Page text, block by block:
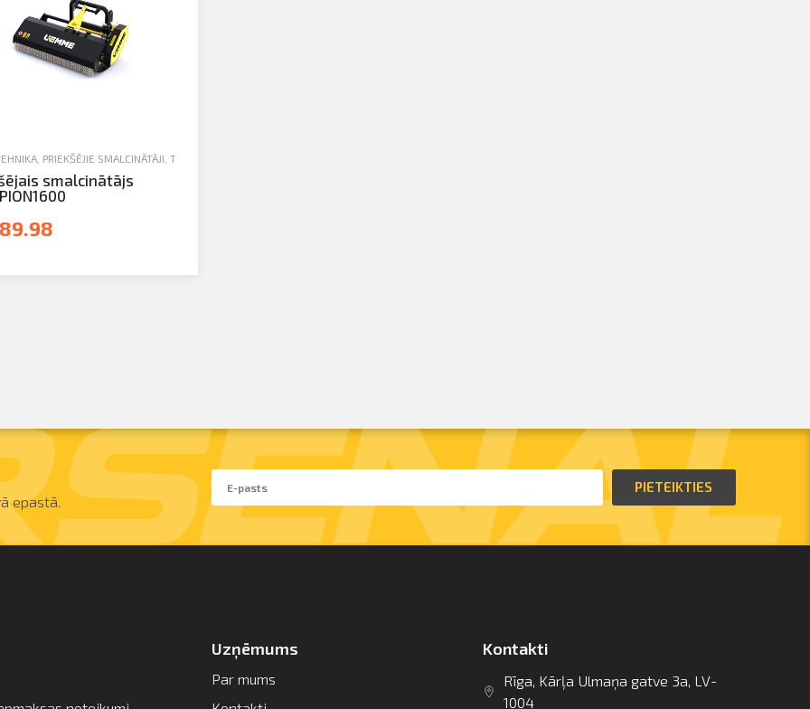
UN APRĪKOJUMS
, PRIEKŠĒJIE SMALCINĀTĀJI TRAKTORTEHNIKAS UZKARES UN APRĪKOJUMS
smalcinātājs
epastā.
PIETEIKTIES
Uzņēmums
Par mums
Kontakti
Rīga, Kārļa Ulmaņa gatve 3a, LV-
1004